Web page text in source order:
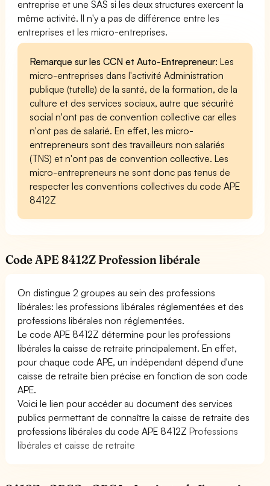
entreprise et une SAS si les deux structures exercent la
même activité. Il n'y a pas de différence entre les
entreprises et les micro-entreprises.
Remarque sur les CCN et Auto-Entrepreneur: Les
micro-entreprises dans l'activité Administration
publique (tutelle) de la santé, de la formation, de la
culture et des services sociaux, autre que sécurité
social n'ont pas de convention collective car elles
n'ont pas de salarié. En effet, les micro-
entrepreneurs sont des travailleurs non salariés
(TNS) et n'ont pas de convention collective. Les
micro-entrepreneurs ne sont donc pas tenus de
respecter les conventions collectives du code APE
8412Z
Code APE 8412Z Profession libérale
On distingue 2 groupes au sein des professions
libérales: les professions libérales réglementées et des
professions libérales non réglementées.
Le code APE 8412Z détermine pour les professions
libérales la caisse de retraite principalement. En effet,
pour chaque code APE, un indépendant dépend d'une
caisse de retraite bien précise en fonction de son code
APE.
Voici le lien pour accéder au document des services
publics permettant de connaître la caisse de retraite des
professions libérales du code APE 8412ZProfessions
libérales et caisse de retraite